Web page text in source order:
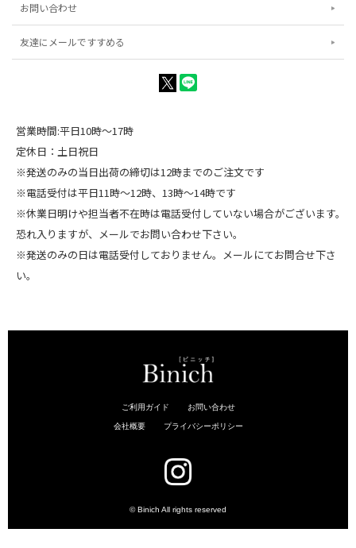
お問い合わせ
友達にメールですすめる
営業時間:平日10時～17時
定休日：土日祝日
※発送のみの当日出荷の締切は12時までのご注文です
※電話受付は平日11時～12時、13時～14時です
※休業日明けや担当者不在時は電話受付していない場合がございます。
恐れ入りますが、メールでお問い合わせ下さい。
※発送のみの日は電話受付しておりません。メールにてお問合せ下さ
い。